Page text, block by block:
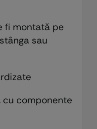
fi montată pe
sau
componente